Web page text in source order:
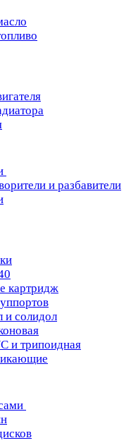
и разбавители
картридж
и солидол
и трипоидная